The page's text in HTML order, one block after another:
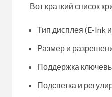
Вот краткий список
Тип дисплея (E-Ink
Размер и
Поддержка
Подсветка и